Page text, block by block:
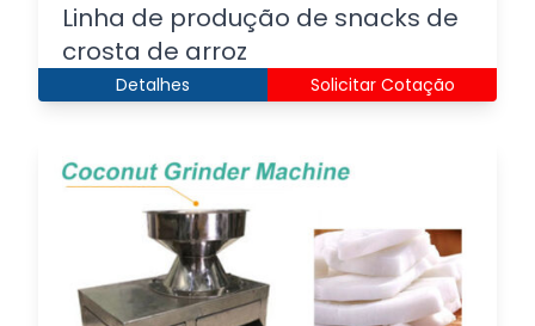
Linha de produção de snacks de
crosta de arroz
Detalhes Solicitar Cotação